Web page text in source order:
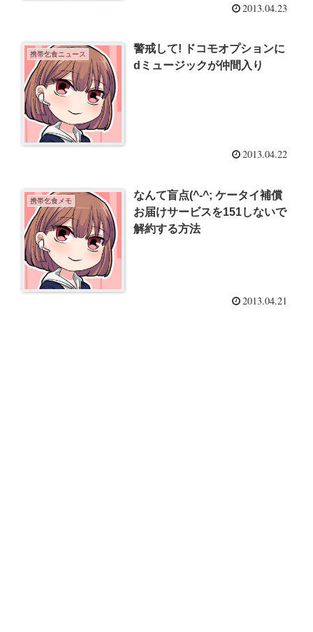
2013.04.23
携帯乞食ニュース
警戒して! ドコモオプションに
dミュージックが仲間入り
2013.04.22
携帯乞食メモ
なんて盲点(^-^; ケータイ補償
お届けサービスを151しないで
解約する方法
2013.04.21